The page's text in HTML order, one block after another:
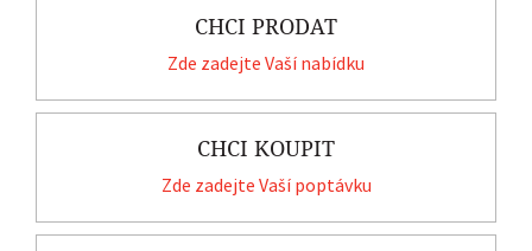
CHCI PRODAT
Zde zadejte Vaší nabídku
CHCI KOUPIT
Zde zadejte Vaší poptávku